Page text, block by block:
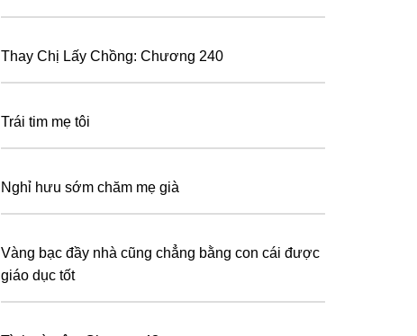
Thay Chị Lấy Chồng: Chương 240
Trái tim mẹ tôi
Nghỉ hưu sớm chăm mẹ già
Vàng bạc đầy nhà cũng chẳng bằng con cái được
giáo dục tốt